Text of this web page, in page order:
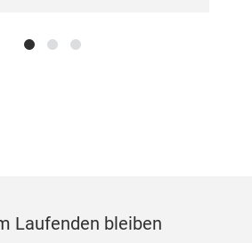
Laufenden bleiben